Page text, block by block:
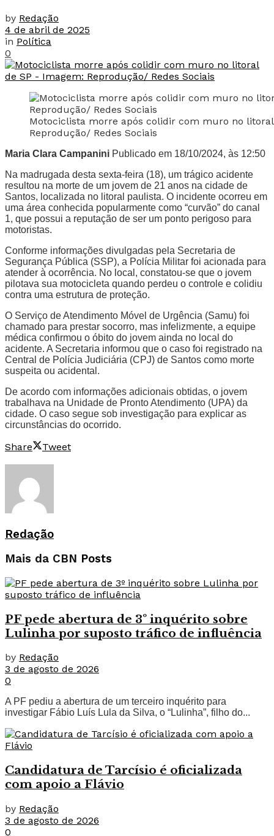
by Redação
4 de abril de 2025
in Política
0
Motociclista morre após colidir com muro no
Reprodução/ Redes Sociais
Maria Clara Campanini Publicado em 18/10/2024, às 12:50
Na madrugada desta sexta-feira (18), um trágico acidente
resultou na morte de um jovem de 21 anos na cidade de
Santos, localizada no litoral paulista. O incidente ocorreu em
uma área conhecida popularmente como “curvão” do canal
1, que possui a reputação de ser um ponto perigoso para
motoristas.
Conforme informações divulgadas pela Secretaria de
Segurança Pública (SSP), a Polícia Militar foi acionada para
atender à ocorrência. No local, constatou-se que o jovem
pilotava sua motocicleta quando perdeu o controle e colidiu
contra uma estrutura de proteção.
O Serviço de Atendimento Móvel de Urgência (Samu) foi
chamado para prestar socorro, mas infelizmente, a equipe
médica confirmou o óbito do jovem ainda no local do
acidente. A Secretaria informou que o caso foi registrado na
Central de Polícia Judiciária (CPJ) de Santos como morte
suspeita ou acidental.
De acordo com informações adicionais obtidas, o jovem
trabalhava na Unidade de Pronto Atendimento (UPA) da
cidade. O caso segue sob investigação para explicar as
circunstâncias do ocorrido.
Share Tweet
Redação
Mais da CBN Posts
PF pede abertura de 3º inquérito sobre
Lulinha por suposto tráfico de influência
by Redação
3 de agosto de 2026
0
A PF pediu a abertura de um terceiro inquérito para
investigar Fábio Luís Lula da Silva, o “Lulinha”, filho do...
Candidatura de Tarcísio é oficializada
com apoio a Flávio
by Redação
3 de agosto de 2026
0